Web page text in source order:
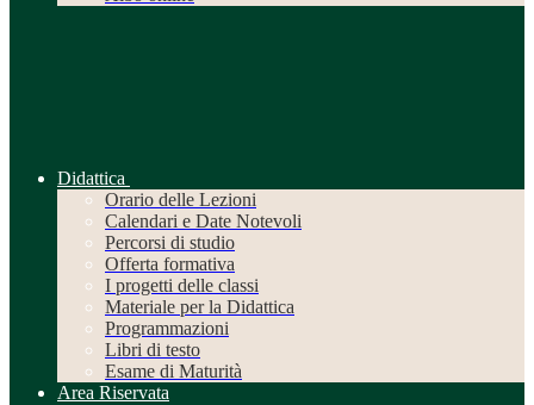
Didattica
Orario delle Lezioni
Calendari e Date Notevoli
Percorsi di studio
Offerta formativa
I progetti delle classi
Materiale per la Didattica
Programmazioni
Libri di testo
Esame di Maturità
Area Riservata